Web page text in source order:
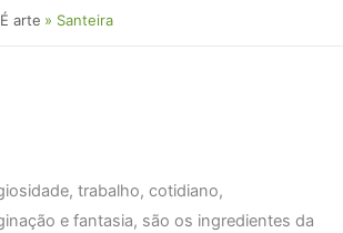
É arte Santeira
trabalho, cotidiano,
e fantasia, são os ingredientes da